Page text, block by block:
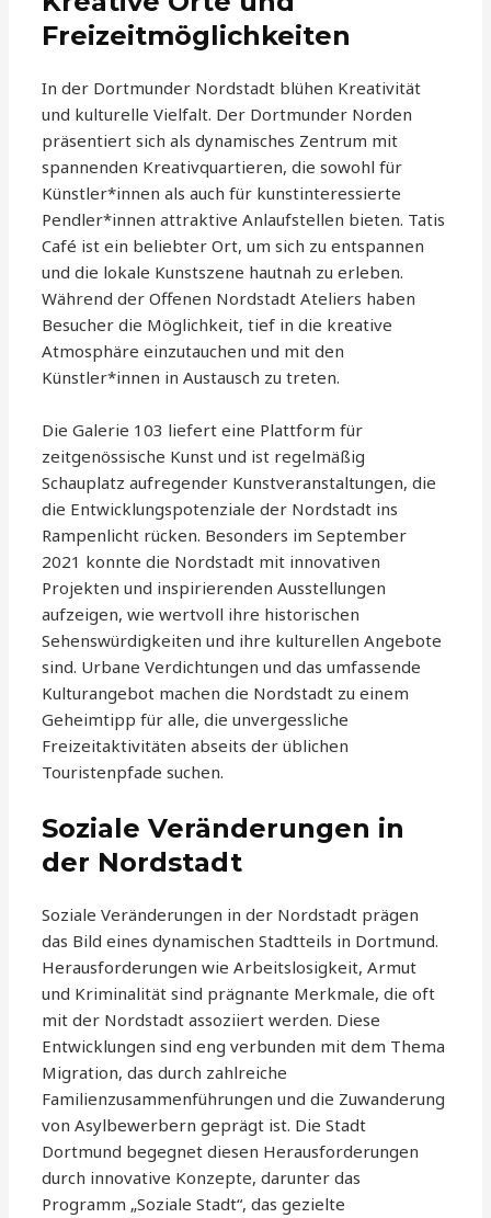
Freizeitmöglichkeiten
In der Dortmunder Nordstadt blühen Kreativität
und kulturelle Vielfalt. Der Dortmunder Norden
präsentiert sich als dynamisches Zentrum mit
spannenden Kreativquartieren, die sowohl für
Künstler*innen als auch für kunstinteressierte
Pendler*innen attraktive Anlaufstellen bieten. Tatis
Café ist ein beliebter Ort, um sich zu entspannen
und die lokale Kunstszene hautnah zu erleben.
Während der Offenen Nordstadt Ateliers haben
Besucher die Möglichkeit, tief in die kreative
Atmosphäre einzutauchen und mit den
Künstler*innen in Austausch zu treten.
Die Galerie 103 liefert eine Plattform für
zeitgenössische Kunst und ist regelmäßig
Schauplatz aufregender Kunstveranstaltungen, die
die Entwicklungspotenziale der Nordstadt ins
Rampenlicht rücken. Besonders im September
2021 konnte die Nordstadt mit innovativen
Projekten und inspirierenden Ausstellungen
aufzeigen, wie wertvoll ihre historischen
Sehenswürdigkeiten und ihre kulturellen Angebote
sind. Urbane Verdichtungen und das umfassende
Kulturangebot machen die Nordstadt zu einem
Geheimtipp für alle, die unvergessliche
Freizeitaktivitäten abseits der üblichen
Touristenpfade suchen.
Soziale Veränderungen in
der Nordstadt
Soziale Veränderungen in der Nordstadt prägen
das Bild eines dynamischen Stadtteils in Dortmund.
Herausforderungen wie Arbeitslosigkeit, Armut
und Kriminalität sind prägnante Merkmale, die oft
mit der Nordstadt assoziiert werden. Diese
Entwicklungen sind eng verbunden mit dem Thema
Migration, das durch zahlreiche
Familienzusammenführungen und die Zuwanderung
von Asylbewerbern geprägt ist. Die Stadt
Dortmund begegnet diesen Herausforderungen
durch innovative Konzepte, darunter das
Programm „Soziale Stadt“, das gezielte